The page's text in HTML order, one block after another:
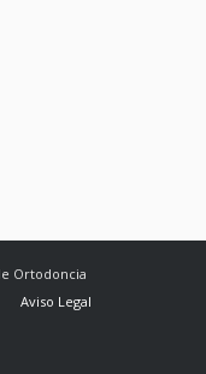
Ortodoncia
Aviso Legal